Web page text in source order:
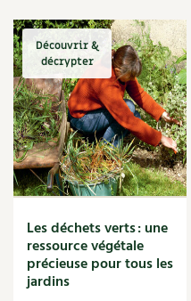
Mare
Marie Chioca
Marmite
Massage
Matériaux
Maux
Méditerranéen
Menace
Mésange
Microflore
Migraine
Mode de culture
Montagne
Découvrir &
décrypter
Les déchets verts : une
ressource végétale
précieuse pour tous les
jardins